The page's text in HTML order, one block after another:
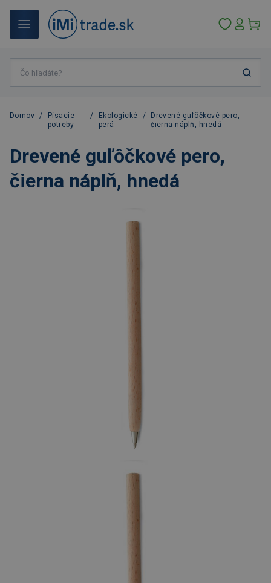
Domov /
Písacie
potreby
/
Ekologické
perá
/
Drevené guľôčkové pero,
čierna náplň, hnedá
Drevené guľôčkové pero,
čierna náplň, hnedá